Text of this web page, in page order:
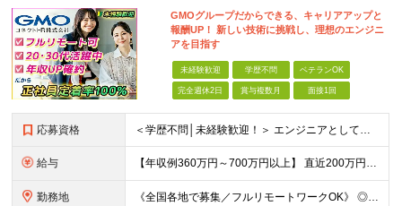
GMOグループだからできる、キャリアアップと
報酬UP！ 新しい技術に挑戦し、理想のエンジニ
アを目指す
未経験歓迎 学歴不問 ベテランOK
完全週休2日 賞与複数月 面接1回
応募資格 ＜学歴不問│未経験歓迎！＞ エンジニアとしての実務経験をお持ちでない方も！ ◎未経験者も手厚くサポート！ └IT経験がなくても、研修制度や先輩エンジニアの支援が充実しており、ゼロからでも安心してチャ
給与 【年収例360万円～700万円以上】 直近200万円UPした例もあり！ ＜月給例＞ ・経験8年以上：月給54万円～＋決算賞与 ・経験5年以上：月給45万円～＋決算賞与 ・経験3年以上：月給35万円～
勤務地 《全国各地で募集／フルリモートワークOK》 ◎ご自宅から参画できるプロジェクトをご用意します！ ◎転居を伴う転勤はありません ※北海道から沖縄まで、全国各地にお住まいのエンジニアを歓迎！ ※職種・経